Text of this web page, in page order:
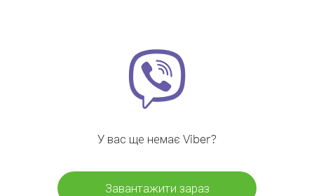
У вас ще немає Viber?
Завантажити зараз